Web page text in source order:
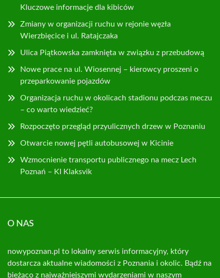
Kluczowe informacje dla kibiców
Zmiany w organizacji ruchu w rejonie węzła
Wierzbięcice i ul. Ratajczaka
Ulica Piątkowska zamknięta w związku z przebudową
Nowe prace na ul. Wiosennej – kierowcy proszeni o
przeparkowanie pojazdów
Organizacja ruchu w okolicach stadionu podczas meczu
– co warto wiedzieć?
Rozpoczęto przegląd przyulicznych drzew w Poznaniu
Otwarcie nowej pętli autobusowej w Kicinie
Wzmocnienie transportu publicznego na mecz Lech
Poznań – KI Klaksvik
O NAS
nowypoznan.pl to lokalny serwis informacyjny, który
dostarcza aktualne wiadomości z Poznania i okolic. Bądź na
bieżąco z najważniejszymi wydarzeniami w naszym